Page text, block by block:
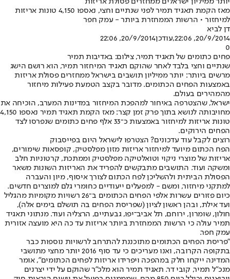
מאז הקמת תאגיד תמיר לפני שנתיים וחצי, נאספו 4,150 טונות אריזות
למיחזור • הרשות הממחזרת ביותר - עמק חפר
דן לביא
20/9/2014, 22:06
,עודכן20/9/2014, 22:06
0
פחים כתומים של תאגיד תמיר, צילום: באדיבות תמיר
שנתיים וחצי בלבד לאחר שהוקם תאגיד המיחזור תמיר, הוא רושם הישג
מרשים ביותר: יותר ממיליון תושבים בישראל ממחזרים פסולת אריזות
באמצעות הפחים הכתומים. מדובר בקצב הטמעת פעילות מיחזור
מהמהירים בעולם.
ישראל, שהצטרפה באיחור למהפכת המיחזור במדינות המערב, הוכיחה את
מחויבותה לנושא בתוך פרק זמן קצר: מאז הקמת תאגיד תמיר נאספו 4,150
טונות אריזות למיחזור באמצעות כ־33 אלף פחים כתומים שנפרסו לצד
הפחים הירוקים.
רוצים לקבל עוד עדכונים? הצטרפו לישראל היום בפייסבוק
הפח הכתום מיועד למיחזור אריזות מזון מפלסטיק, קופסאות שימורים,
אריזות של מוצרי ניקוי וטואלטיקה מפלסטיק וממתכת, קרטוניות חלב
ומשקה ועוד. התושבים מתבקשים להפריד את האריזות השונות משאר
הפסולת הביתית ולהשליכן לפח הכתום לצורך איסוף, מיון והעברה
למתקני מיחזור, ומשם - למפעלים ייעודיים כחומרי גלם למוצרים חדשים.
כיום פזורים עשרות אלפי הפחים הכתומים ב־26 רשויות מקומיות מהגליל
ועד אילת, ובהן ראשון לציון (שפריסת הפחים בה תושלם בימים אלה),
חולון, שומרון, ירוחם, תל אביב־יפו, גבעתיים, הרצליה ועוד. מנתוני תאגיד
תמיר עולה כי הרשות הממחזרת ביותר אריזות עד כה היא מועצה אזורית
עמק חפר.
"פריסת הפחים הכתומים מתוכננת להתרחב לרשויות נוספות כבר
בתקופה הקרובה, ואנו מעריכים כי עד סוף 2016 יותר מחצי מתושבי
המדינה ייקחו חלק במהפכה ויפרידו אריזות לפחים הכתומים", אומר
מנכ"ל תמיר, קובי דר. תאגיד תמיר הוא מלכ"ר שהוקם על ידי יצרנים